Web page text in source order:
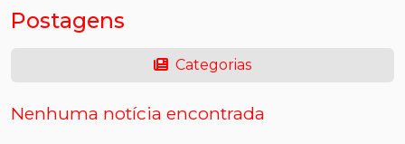
Postagens
Categorias
Nenhuma notícia encontrada